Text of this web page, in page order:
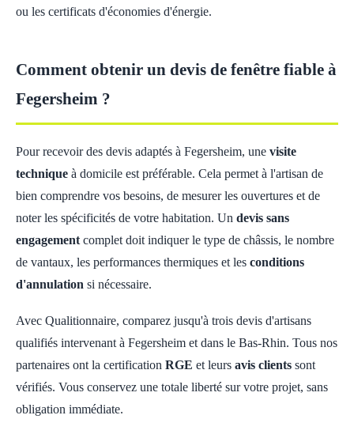
ou les certificats d'économies d'énergie.
Comment obtenir un devis de fenêtre fiable à
Fegersheim ?
Pour recevoir des devis adaptés à Fegersheim, une visite
technique à domicile est préférable. Cela permet à l'artisan de
bien comprendre vos besoins, de mesurer les ouvertures et de
noter les spécificités de votre habitation. Un devis sans
engagement complet doit indiquer le type de châssis, le nombre
de vantaux, les performances thermiques et les conditions
d'annulation si nécessaire.
Avec Qualitionnaire, comparez jusqu'à trois devis d'artisans
qualifiés intervenant à Fegersheim et dans le Bas-Rhin. Tous nos
partenaires ont la certification RGE et leurs avis clients sont
vérifiés. Vous conservez une totale liberté sur votre projet, sans
obligation immédiate.